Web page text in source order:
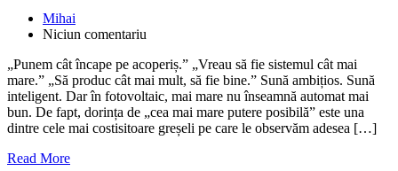
Mihai
Niciun comentariu
„Punem cât încape pe acoperiș.” „Vreau să fie sistemul cât mai
mare.” „Să produc cât mai mult, să fie bine.” Sună ambițios. Sună
inteligent. Dar în fotovoltaic, mai mare nu înseamnă automat mai
bun. De fapt, dorința de „cea mai mare putere posibilă” este una
dintre cele mai costisitoare greșeli pe care le observăm adesea […]
Read More